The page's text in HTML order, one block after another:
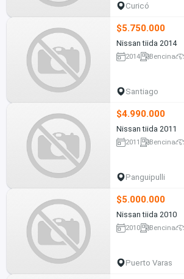
Curicó
$5.750.000
Nissan tiida 2014
2014 Bencina
Santiago
$4.990.000
Nissan tiida 2011
2011 Bencina
Panguipulli
$5.000.000
Nissan tiida 2010
2010 Bencina
Puerto Varas